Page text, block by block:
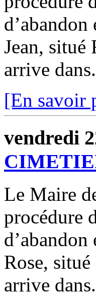
Jean, situé
arrive
[En savoir
vendredi
Le Maire
procédure
Rose,
arrive